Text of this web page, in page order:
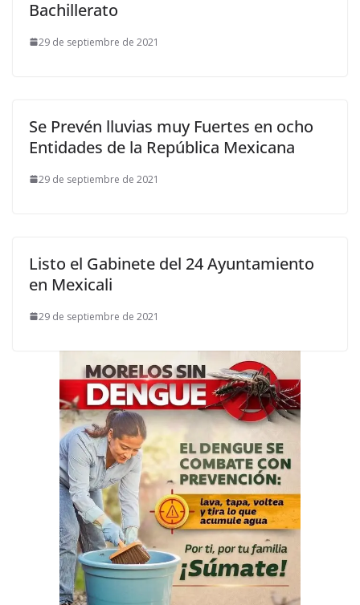
Bachillerato
29 de septiembre de 2021
Se Prevén lluvias muy Fuertes en ocho
Entidades de la República Mexicana
29 de septiembre de 2021
Listo el Gabinete del 24 Ayuntamiento
en Mexicali
29 de septiembre de 2021